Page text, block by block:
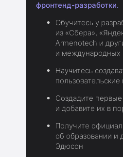
фронтенд-разработки.
Обучитесь у
из «Сбера»,
Armenotech и
и международных
Научитесь
Создадите
и добавите их в
Получите
об образовании и
Эдюсон